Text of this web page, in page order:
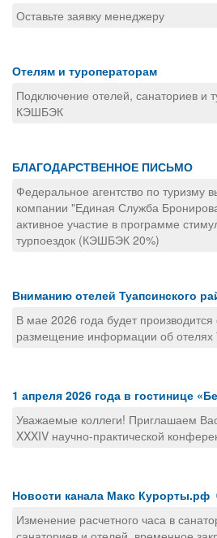
Оставьте заявку менеджеру
Отелям и туроператорам
Подключение отелей, санаториев и
КЭШБЭК
БЛАГОДАРСТВЕННОЕ ПИСЬМО
Федеральное агентство по туризму
компании "Единая Служба
активное участие в программе
турпоездок (КЭШБЭК 20%)
Вниманию отелей Туапсинского
В мае 2026 года будет
размещение информации об отелях
1 апреля 2026 года в гостинице
Уважаемые коллеги! Приглашаем
XXXIV научно-практической
Новости канала Макс Курорты.рф
Изменение расчетного часа в